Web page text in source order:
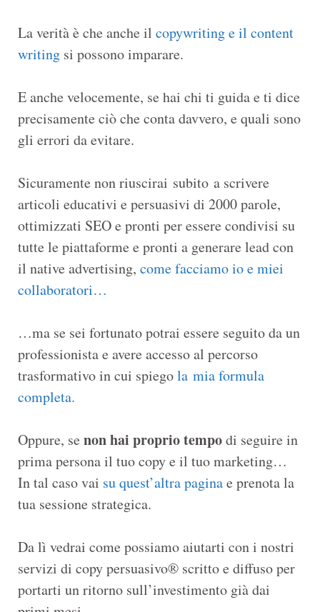
La verità è che anche il copywriting e il content
writing si possono imparare.
E anche velocemente, se hai chi ti guida e ti dice
precisamente ciò che conta davvero, e quali sono
gli errori da evitare.
Sicuramente non riuscirai subito a scrivere
articoli educativi e persuasivi di 2000 parole,
ottimizzati SEO e pronti per essere condivisi su
tutte le piattaforme e pronti a generare lead con
il native advertising, come facciamo io e miei
collaboratori…
…ma se sei fortunato potrai essere seguito da un
professionista e avere accesso al percorso
trasformativo in cui spiegola mia formula
completa.
Oppure, senon hai proprio tempodi seguire in
prima persona il tuo copy e il tuo marketing…
In tal caso vai su quest’altra paginae prenota la
tua sessione strategica.
Da lì vedrai come possiamo aiutarti con i nostri
servizi di copy persuasivo® scritto e diffuso per
portarti un ritorno sull’investimento già dai